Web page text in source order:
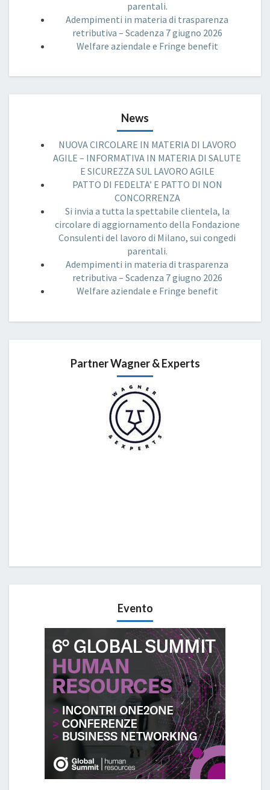
parentali.
Adempimenti in materia di trasparenza
retributiva – Scadenza 7 giugno 2026
Welfare aziendale e Fringe benefit
News
NUOVA CIRCOLARE IN MATERIA DI LAVORO
AGILE – INFORMATIVA IN MATERIA DI SALUTE
E SICUREZZA SUL LAVORO AGILE
PATTO DI FEDELTA’ E PATTO DI NON
CONCORRENZA
Si invia a tutta la spettabile clientela, la
circolare di aggiornamento della Fondazione
Consulenti del lavoro di Milano, sui congedi
parentali.
Adempimenti in materia di trasparenza
retributiva – Scadenza 7 giugno 2026
Welfare aziendale e Fringe benefit
Partner Wagner & Experts
Evento